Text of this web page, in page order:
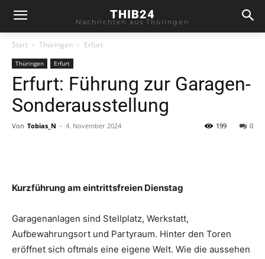
THIB24
Nachrichten aus Thüringen
Start Thüringen Erfurt
Thüringen Erfurt
Erfurt: Führung zur Garagen-
Sonderausstellung
Von Tobias_N - 4. November 2024 0
199
Kurzführung am eintrittsfreien Dienstag
Garagenanlagen sind Stellplatz, Werkstatt,
Aufbewahrungsort und Partyraum. Hinter den Toren
eröffnet sich oftmals eine eigene Welt. Wie die aussehen